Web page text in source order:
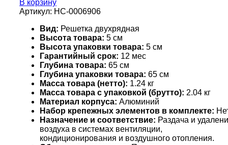
В корзину
Артикул: НС-0006906
Вид: Решетка двухрядная
Высота товара: 5 см
Высота упаковки товара: 5 см
Гарантийный срок: 12 мес
Глубина товара: 65 см
Глубина упаковки товара: 65 см
Масса товара (нетто): 1.24 кг
Масса товара с упаковкой (брутто): 2.04 кг
Материал корпуса: Алюминий
Набор крепежных элементов в комплекте:
Назначение и соответствие: Раздача и
воздуха в системах вентиляции,
кондиционирования и воздушного отопления.